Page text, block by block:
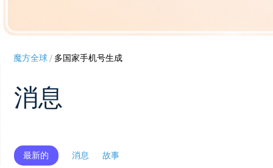
魔方全球/ 多国家手机号生成
消息
最新的 消息 故事